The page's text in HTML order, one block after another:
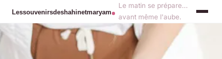
Le matin se prépare...
avant même l'aube.